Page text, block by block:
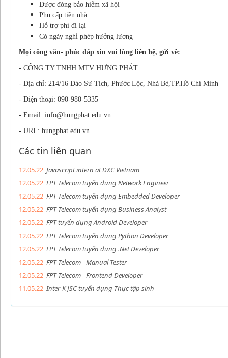
Được đóng bảo hiểm xã hội
Phụ cấp tiền nhà
Hỗ trợ phí đi lại
Có ngày nghỉ phép hưởng lương
Mọi công văn- phúc đáp xin vui lòng liên hệ, gửi về:
- CÔNG TY TNHH MTV HƯNG PHÁT
- Địa chỉ: 214/16 Đào Sư Tích, Phước Lộc, Nhà Bè,TP.Hồ Chí Minh
- Điện thoại: 090-980-5335
- Email: info@hungphat.edu.vn
- URL: hungphat.edu.vn
Các tin liên quan
12.05.22 Javascript intern at DXC Vietnam
12.05.22 FPT Telecom tuyển dụng Network Engineer
12.05.22 FPT Telecom tuyển dụng Embedded Developer
12.05.22 FPT Telecom tuyển dụng Business Analyst
12.05.22 FPT tuyển dụng Android Developer
12.05.22 FPT Telecom tuyển dụng Python Developer
12.05.22 FPT Telecom tuyển dụng .Net Developer
12.05.22 FPT Telecom - Manual Tester
12.05.22 FPT Telecom - Frontend Developer
11.05.22 Inter-K JSC tuyển dụng Thực tập sinh